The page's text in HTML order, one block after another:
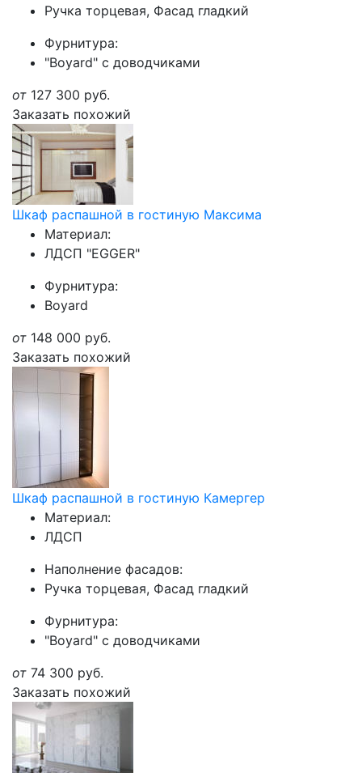
Ручка торцевая, Фасад гладкий
Фурнитура:
"Boyard" с доводчиками
от 127 300 руб.
Заказать похожий
Шкаф распашной в гостиную Максима
Материал:
ЛДСП "EGGER"
Фурнитура:
Boyard
от 148 000 руб.
Заказать похожий
Шкаф распашной в гостиную Камергер
Материал:
ЛДСП
Наполнение фасадов:
Ручка торцевая, Фасад гладкий
Фурнитура:
"Boyard" с доводчиками
от 74 300 руб.
Заказать похожий